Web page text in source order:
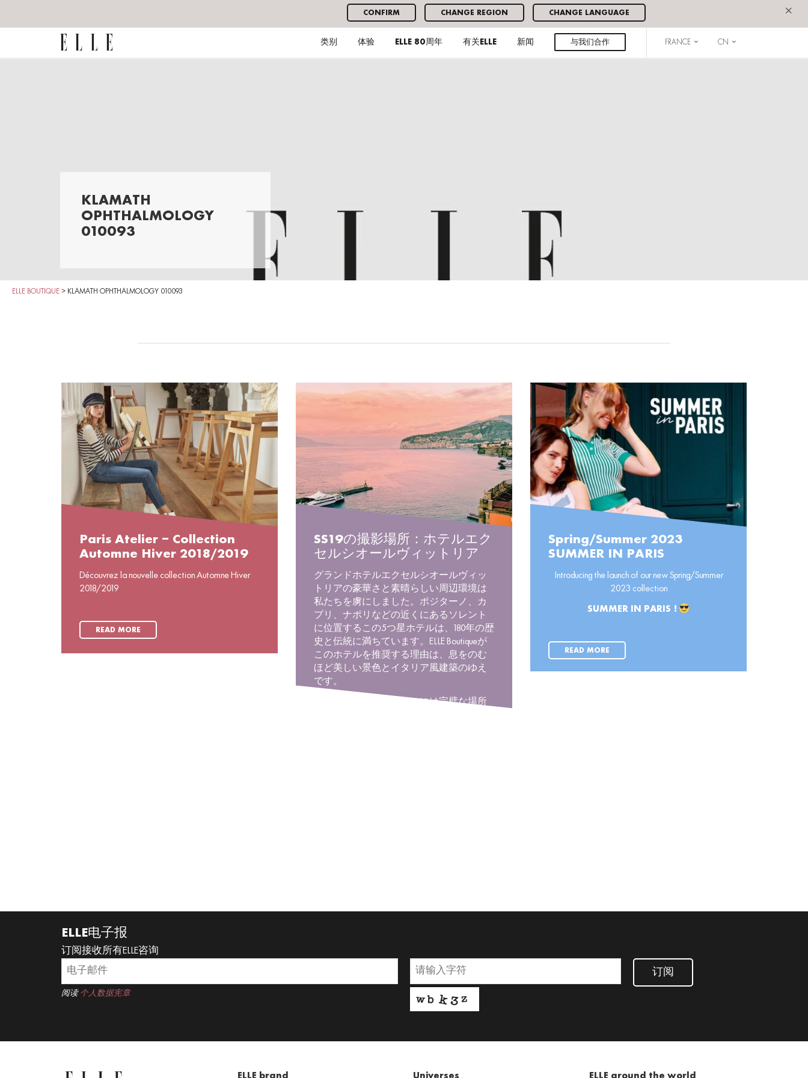
CONFIRM CHANGE REGION CHANGE LANGUAGE ×
类别 体验 ELLE 80周年 有关ELLE 新闻 与我们合作 FRANCE CN
KLAMATH
OPHTHALMOLOGY
010093
ELLE BOUTIQUE > KLAMATH OPHTHALMOLOGY 010093
Paris Atelier – Collection
Automne Hiver 2018/2019
Découvrez la nouvelle collection Automne Hiver
2018/2019
READ MORE
SS19の撮影場所：ホテルエク
セルシオールヴィットリア
グランドホテルエクセルシオールヴィッ
トリアの豪華さと素晴らしい周辺環境は
私たちを虜にしました。ポジターノ、カ
プリ、ナポリなどの近くにあるソレント
に位置するこの5つ星ホテルは、180年の歴
史と伝統に満ちています。ELLE Boutiqueが
このホテルを推奨する理由は、息をのむ
ほど美しい景色とイタリア風建築のゆえ
です。
ここは、#parisiananywhereには完璧な場所
Spring/Summer 2023
SUMMER IN PARIS
Introducing the launch of our new Spring/Summer
2023 collection
SUMMER IN PARIS !
READ MORE
ELLE电子报
订阅接收所有ELLE咨询
阅读 个人数据宪章
订阅